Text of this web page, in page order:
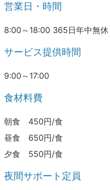
営業日・時間
8:00～18:00 365日年中無休
サービス提供時間
9:00～17:00
食材料費
朝食 450円/食
昼食 650円/食
夕食 550円/食
夜間サポート定員